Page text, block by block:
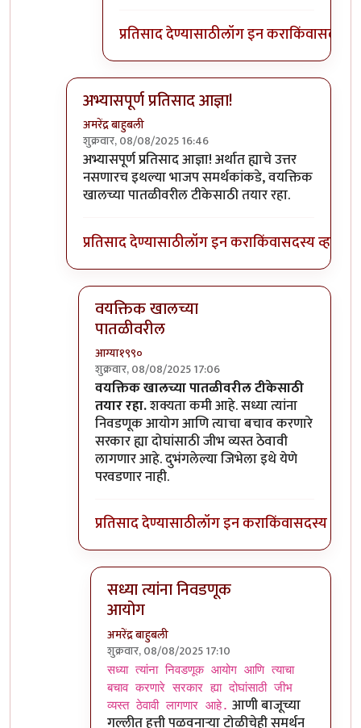
प्रतिसाद देण्यासाठीलॉग इन कराकिंवासदस्य
अभ्यासपूर्ण प्रतिसाद आज्ञा!
अमरेंद्र बाहुबली
शुक्रवार, 08/08/2025 16:46
In reply toशपथपत्र हा ट्रॅप आहे. त्याचाbyआग्या१९९०
अभ्यासपूर्ण प्रतिसाद आज्ञा! अर्थात ह्याचे उत्तर
नसणारच इथल्या भाजप समर्थकांकडे, वयक्तिक
खालच्या पातळीवरील टीकेसाठी तयार रहा.
प्रतिसाद देण्यासाठीलॉग इन कराकिंवासदस्य व्हा
वयक्तिक खालच्या
पातळीवरील
आग्या१९९०
शुक्रवार, 08/08/2025 17:06
In reply toअभ्यासपूर्ण प्रतिसाद आज्ञा!by
वयक्तिक खालच्या पातळीवरील टीकेसाठी
तयार रहा.शक्यता कमी आहे. सध्या त्यांना
निवडणूक आयोग आणि त्याचा बचाव करणारे
सरकार ह्या दोघांसाठी जीभ व्यस्त ठेवावी
लागणार आहे. दुभंगलेल्या जिभेला इथे येणे
परवडणार नाही.
प्रतिसाद देण्यासाठीलॉग इन कराकिंवासदस्य व्हा
सध्या त्यांना निवडणूक
आयोग
अमरेंद्र बाहुबली
शुक्रवार, 08/08/2025 17:10
In reply toवयक्तिक खालच्या पातळीवरील
सध्या त्यांना निवडणूक आयोग आणि त्याचा
बचाव करणारे सरकार ह्या दोघांसाठी जीभ
व्यस्त ठेवावी लागणार आहे. आणी बाजूच्या
गल्लीत हत्ती पळवनाऱ्या टोळीचेही समर्थन